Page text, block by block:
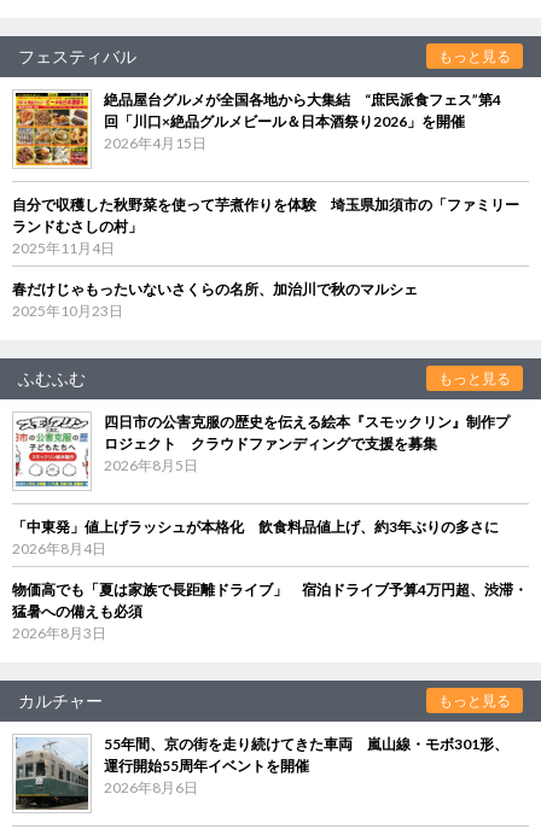
フェスティバル もっと見る
絶品屋台グルメが全国各地から大集結 “庶民派食フェス”第4
回「川口×絶品グルメビール＆日本酒祭り2026」を開催
2026年4月15日
自分で収穫した秋野菜を使って芋煮作りを体験 埼玉県加須市の「ファミリー
ランドむさしの村」
2025年11月4日
春だけじゃもったいないさくらの名所、加治川で秋のマルシェ
2025年10月23日
ふむふむ もっと見る
四日市の公害克服の歴史を伝える絵本『スモックリン』制作プ
ロジェクト クラウドファンディングで支援を募集
2026年8月5日
「中東発」値上げラッシュが本格化 飲食料品値上げ、約3年ぶりの多さに
2026年8月4日
物価高でも「夏は家族で長距離ドライブ」 宿泊ドライブ予算4万円超、渋滞・
猛暑への備えも必須
2026年8月3日
カルチャー もっと見る
55年間、京の街を走り続けてきた車両 嵐山線・モボ301形、
運行開始55周年イベントを開催
2026年8月6日